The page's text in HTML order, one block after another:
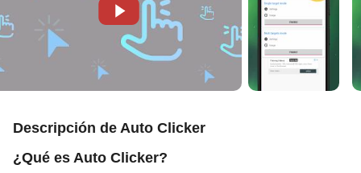
Descripción de Auto Clicker
¿Qué es Auto Clicker?